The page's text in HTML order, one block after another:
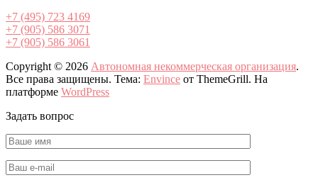
+7 (495) 723 4169
+7 (905) 586 3071
+7 (905) 586 3061
Copyright © 2026 Автономная некоммерческая организация.
Все права защищены. Тема: Envince от ThemeGrill. На
платформе WordPress
Задать вопрос